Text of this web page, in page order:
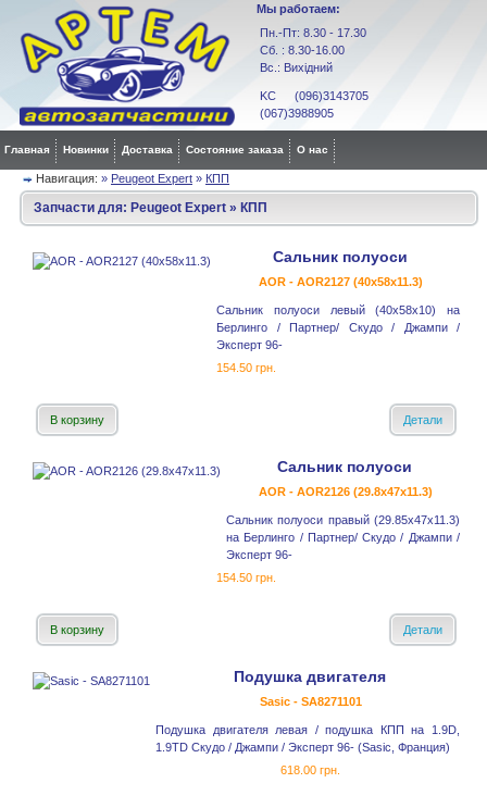
Мы работаем:
Пн.-Пт: 8.30 - 17.30
Сб. : 8.30-16.00
Вс.: Вихідний
KC (096)3143705
(067)3988905
Главная Новинки Доставка Состояние заказа О нас
Навигация: » Peugeot Expert » КПП
Запчасти для: Peugeot Expert » КПП
Сальник полуоси
AOR - AOR2127 (40x58x11.3)
Сальник полуоси левый (40x58x10) на
Берлинго / Партнер/ Скудо / Джампи /
Эксперт 96-
154.50 грн.
В корзину Детали
Сальник полуоси
AOR - AOR2126 (29.8x47x11.3)
Сальник полуоси правый (29.85x47x11.3)
на Берлинго / Партнер/ Скудо / Джампи /
Эксперт 96-
154.50 грн.
В корзину Детали
Подушка двигателя
Sasic - SA8271101
Подушка двигателя левая / подушка КПП на 1.9D,
1.9TD Скудо / Джампи / Эксперт 96- (Sasic, Франция)
618.00 грн.